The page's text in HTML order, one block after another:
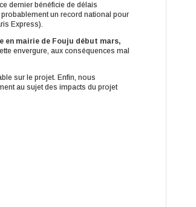
dernier bénéficie de délais
un record national pour
Express).
en mairie de Fouju début mars,
envergure, aux conséquences mal
sur le projet. Enfin, nous
au sujet des impacts du projet